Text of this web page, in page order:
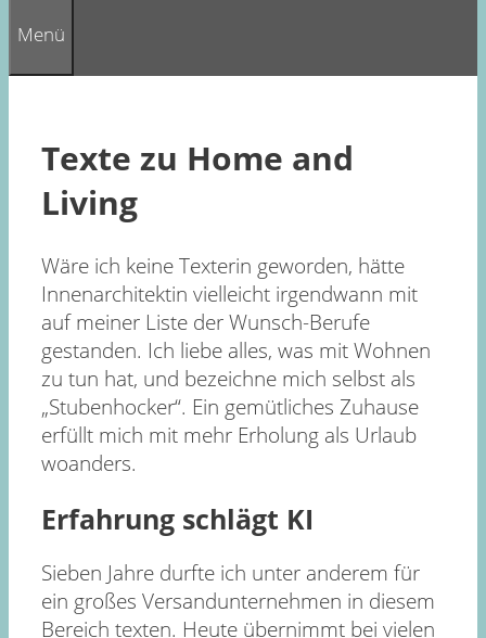
Menü
Texte zu Home and
Living
Wäre ich keine Texterin geworden, hätte
Innenarchitektin vielleicht irgendwann mit
auf meiner Liste der Wunsch-Berufe
gestanden. Ich liebe alles, was mit Wohnen
zu tun hat, und bezeichne mich selbst als
„Stubenhocker“. Ein gemütliches Zuhause
erfüllt mich mit mehr Erholung als Urlaub
woanders.
Erfahrung schlägt KI
Sieben Jahre durfte ich unter anderem für
ein großes Versandunternehmen in diesem
Bereich texten. Heute übernimmt bei vielen